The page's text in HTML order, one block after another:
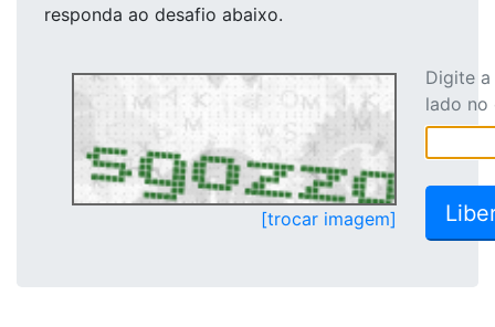
responda ao desafio abaixo.
[trocar imagem]
Digite
lado no